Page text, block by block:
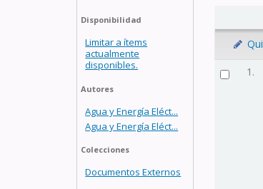
Disponibilidad
Limitar a ítems
actualmente
disponibles.
Autores
Agua y Energía Eléct...
Agua y Energía Eléct...
Colecciones
Documentos Externos
1.